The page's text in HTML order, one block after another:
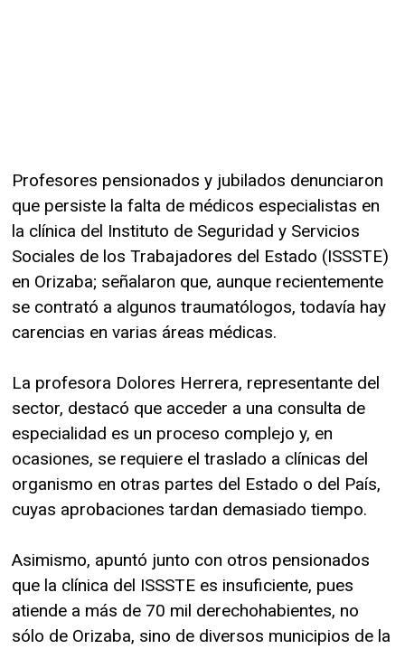
Profesores pensionados y jubilados denunciaron
que persiste la falta de médicos especialistas en
la clínica del Instituto de Seguridad y Servicios
Sociales de los Trabajadores del Estado (ISSSTE)
en Orizaba; señalaron que, aunque recientemente
se contrató a algunos traumatólogos, todavía hay
carencias en varias áreas médicas.
La profesora Dolores Herrera, representante del
sector, destacó que acceder a una consulta de
especialidad es un proceso complejo y, en
ocasiones, se requiere el traslado a clínicas del
organismo en otras partes del Estado o del País,
cuyas aprobaciones tardan demasiado tiempo.
Asimismo, apuntó junto con otros pensionados
que la clínica del ISSSTE es insuficiente, pues
atiende a más de 70 mil derechohabientes, no
sólo de Orizaba, sino de diversos municipios de la